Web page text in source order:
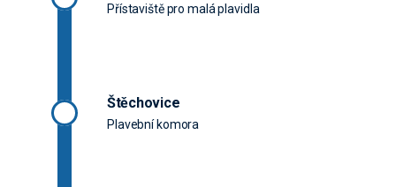
Přístaviště pro malá plavidla
Štěchovice
Plavební komora